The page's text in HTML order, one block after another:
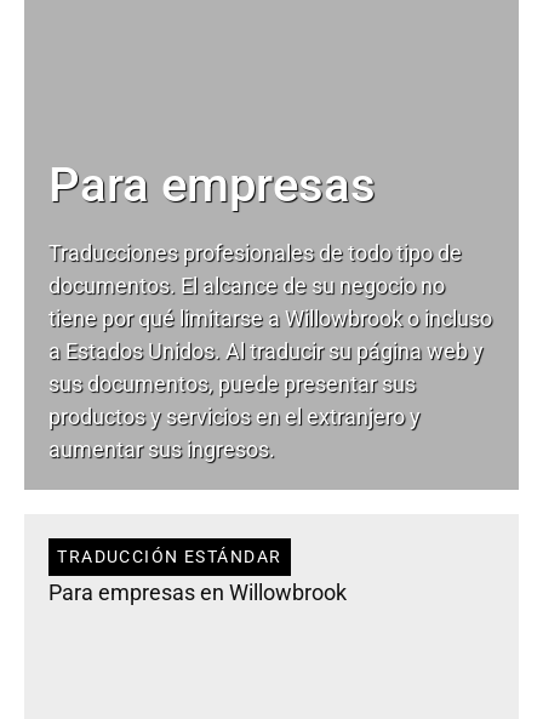
Para empresas
Traducciones profesionales de todo tipo de
documentos. El alcance de su negocio no
tiene por qué limitarse a Willowbrook o incluso
a Estados Unidos. Al traducir su página web y
sus documentos, puede presentar sus
productos y servicios en el extranjero y
aumentar sus ingresos.
TRADUCCIÓN ESTÁNDAR
Para empresas en Willowbrook